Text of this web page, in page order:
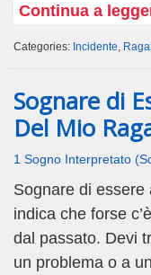
Continua a
Categories: Incidente,
Sognare di
Del Mio
1 Sogno Interpretato
Sognare di
indica che forse
dal passato. Devi
un problema o a